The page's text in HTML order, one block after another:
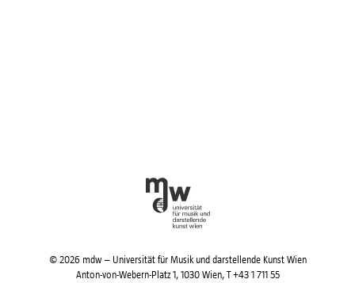
© 2026 mdw – Universität für Musik und darstellende Kunst Wien
Anton-von-Webern-Platz 1, 1030 Wien, T +43 1 711 55